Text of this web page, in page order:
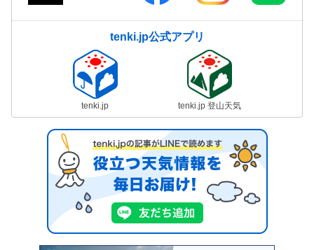
tenki.jp公式アプリ
tenki.jp tenki.jp 登山天気